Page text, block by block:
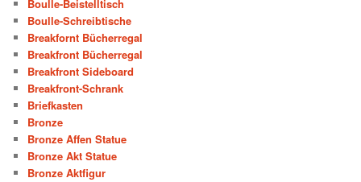
Boulle-Beistelltisch
Boulle-Schreibtische
Breakfornt Bücherregal
Breakfront Bücherregal
Breakfront Sideboard
Breakfront-Schrank
Briefkasten
Bronze
Bronze Affen Statue
Bronze Akt Statue
Bronze Aktfigur